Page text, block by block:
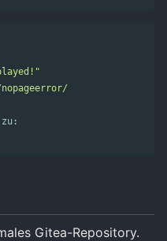
Gitea-Repository.